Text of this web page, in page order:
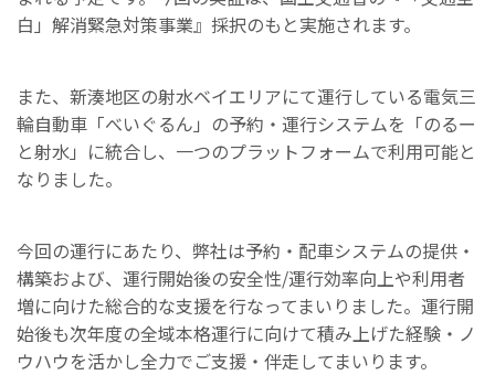
白」解消緊急対策事業』採択のもと実施されます。
また、新湊地区の射水ベイエリアにて運行している電気三
輪自動車「べいぐるん」の予約・運行システムを「のるー
と射水」に統合し、一つのプラットフォームで利用可能と
なりました。
今回の運行にあたり、弊社は予約・配車システムの提供・
構築および、運行開始後の安全性/運行効率向上や利用者
増に向けた総合的な支援を行なってまいりました。運行開
始後も次年度の全域本格運行に向けて積み上げた経験・ノ
ウハウを活かし全力でご支援・伴走してまいります。